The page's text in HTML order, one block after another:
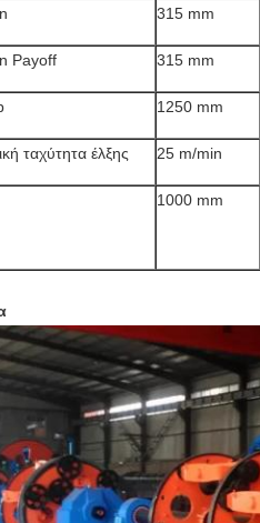
315 mm
Payoff 315 mm
1250 mm
ταχύτητα έλξης 25 m/min
1000 mm